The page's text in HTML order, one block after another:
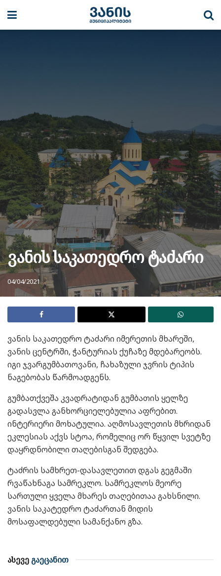
ვანის საკათედრო ტაძარი
04/04/2021
ვანის საკათედრო ტაძარი იმერეთის მხარეში,
ვანის ცენტრში, ჭანტურიას ქუჩაზე მდებარეობს.
იგი ჯვარგუმბათოვანი, ჩახაზული ჯვრის ტიპის
ნაგებობას წარმოადგენს.
გუმბათქვეშა კვადრატიდან გუმბათის ყელზე
გადასვლა განხორციელებულია აფრებით.
ინტერიერი მოხატულია. აღმოსავლეთის მხრიდან
ეკლესიას აქვს სტოა, რომელიც ორ წყვილ სვეტზე
დაყრდნობილი თაღებისგან შედგება.
ტაძრის სამხრეთ-დასავლეთით დგას გეგმაში
რვაწახნაგა სამრეკლო. სამრეკლოს მეორე
სართული ყველა მხარეს თაღებითაა გახსნილი.
ვანის საკატედრო ტაძართან მიდის
მოსაფალდებული სამანქანო გზა.
ასევე გაეცანით